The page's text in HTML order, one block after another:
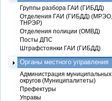
Группы разбора ГАИ (ГИБДД)
Отделения ГАИ (ГИБДД) (МРЭО,
ТНРЭР)
Отделения полиции (ОМВД)
Посты ДПС
Штрафстоянки ГАИ (ГИБДД)
Органы местного управления
Администрация муниципальных
округов (Муниципалитеты)
Префектуры
Управы